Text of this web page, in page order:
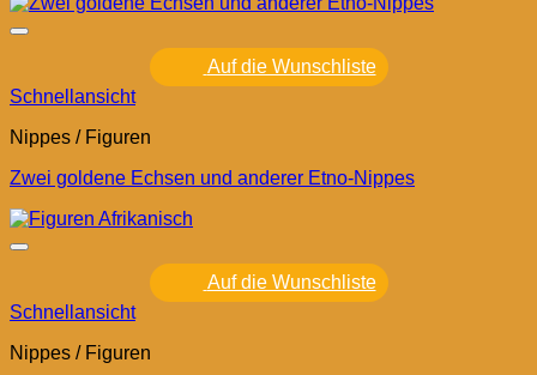
Auf die Wunschliste
Schnellansicht
Nippes / Figuren
Zwei goldene Echsen und anderer Etno-Nippes
Auf die Wunschliste
Schnellansicht
Nippes / Figuren